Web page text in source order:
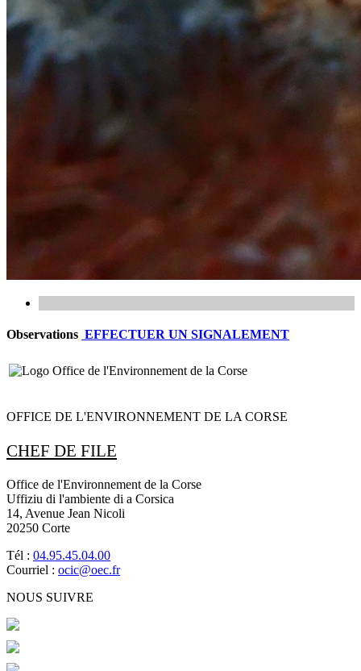
Observations EFFECTUER UN SIGNALEMENT
OFFICE DE L'ENVIRONNEMENT DE LA CORSE
CHEF DE FILE
Office de l'Environnement de la Corse
Uffiziu di l'ambiente di a Corsica
14, Avenue Jean Nicoli
20250 Corte
Tél : 04.95.45.04.00
Courriel : ocic@oec.fr
NOUS SUIVRE